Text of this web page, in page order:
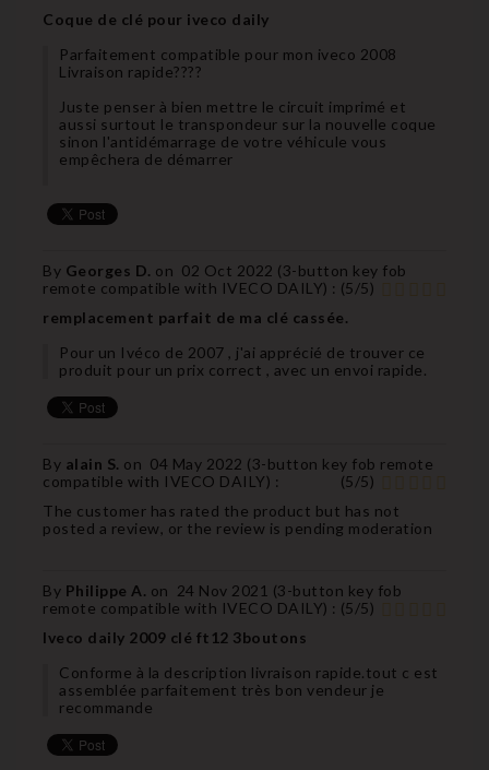
Coque de clé pour iveco daily
Parfaitement compatible pour mon iveco 2008
Livraison rapide????
Juste penser à bien mettre le circuit imprimé et
aussi surtout le transpondeur sur la nouvelle coque
sinon l'antidémarrage de votre véhicule vous
empêchera de démarrer
By Georges D. on 02 Oct 2022 (3-button key fob
remote compatible with IVECO DAILY) : (5/5)
remplacement parfait de ma clé cassée.
Pour un Ivéco de 2007 , j'ai apprécié de trouver ce
produit pour un prix correct , avec un envoi rapide.
By alain S. on 04 May 2022 (3-button key fob remote
compatible with IVECO DAILY) : (5/5)
The customer has rated the product but has not
posted a review, or the review is pending moderation
By Philippe A. on 24 Nov 2021 (3-button key fob
remote compatible with IVECO DAILY) : (5/5)
Iveco daily 2009 clé ft12 3boutons
Conforme à la description livraison rapide.tout c est
assemblée parfaitement très bon vendeur je
recommande